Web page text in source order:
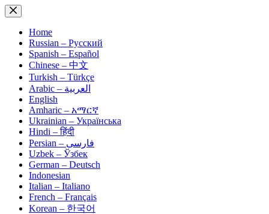
Skip
to
contentHome
Russian – Русский
Spanish – Español
Chinese – 中文
Turkish – Türkçe
Arabic – العربية
English
Amharic – አማርኛ
Ukrainian – Українська
Hindi – हिंदी
Persian – فارسی
Uzbek – Ўзбек
German – Deutsch
Indonesian
Italian – Italiano
French – Français
Korean – 한국어